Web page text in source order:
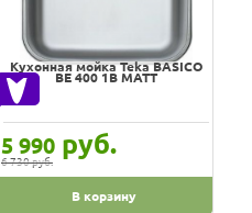
Кухонная мойка Teka BASICO
BE 400 1B MATT
5 990 руб.
6 730 руб.
В корзину